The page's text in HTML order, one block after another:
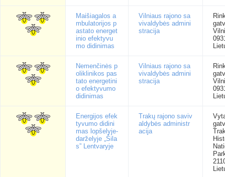
Maišiagalos a
mbulatorijos p
astato energet
inio efektyvu
mo didinimas
Vilniaus rajono sa
vivaldybės admini
stracija
Nemenčinės p
oliklinikos pas
tato energetini
o efektyvumo
didinimas
Vilniaus rajono sa
vivaldybės admini
stracija
Energijos efek
tyvumo didini
mas lopšelyje-
darželyje „Šila
s” Lentvaryje
Trakų rajono saviv
aldybės administr
acija